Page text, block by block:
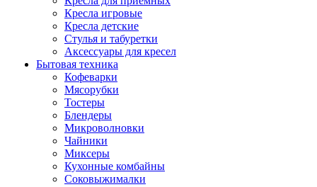
Кресла игровые
Кресла детские
Стулья и табуретки
Аксессуары для кресел
Бытовая техника
Кофеварки
Мясорубки
Тостеры
Блендеры
Микроволновки
Чайники
Миксеры
Кухонные комбайны
Соковыжималки